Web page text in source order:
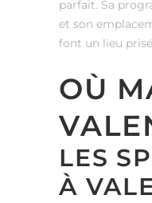
parfait. Sa
et son
font un lieu
OÙ
LES
À